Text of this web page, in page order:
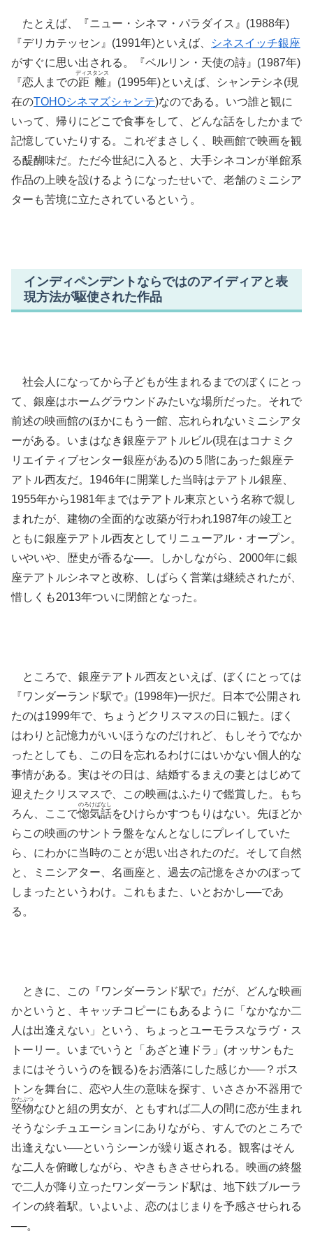
たとえば、『ニュー・シネマ・パラダイス』(1988年)
『デリカテッセン』(1991年)といえば、
シネスイッチ銀座
がすぐに思い出される。『ベルリン・天使の詩』(1987年)
『恋人までの距離
ディスタンス
』(1995年)といえば、シャンテシネ(現
在のTOHOシネマズシャンテ)なのである。いつ誰と観に
いって、帰りにどこで食事をして、どんな話をしたかまで
記憶していたりする。これぞまさしく、映画館で映画を観
る醍醐味だ。ただ今世紀に入ると、大手シネコンが単館系
作品の上映を設けるようになったせいで、老舗のミニシア
ターも苦境に立たされているという。
インディペンデントならではのアイディアと表
現方法が駆使された作品
社会人になってから子どもが生まれるまでのぼくにとっ
て、銀座はホームグラウンドみたいな場所だった。それで
前述の映画館のほかにもう一館、忘れられないミニシアタ
ーがある。いまはなき銀座テアトルビル(現在はコナミク
リエイティブセンター銀座がある)の５階にあった銀座テ
アトル西友だ。1946年に開業した当時はテアトル銀座、
1955年から1981年まではテアトル東京という名称で親し
まれたが、建物の全面的な改築が行われ1987年の竣工と
ともに銀座テアトル西友としてリニューアル・オープン。
いやいや、歴史が香るな──。しかしながら、2000年に銀
座テアトルシネマと改称、しばらく営業は継続されたが、
惜しくも2013年ついに閉館となった。
ところで、銀座テアトル西友といえば、ぼくにとっては
『ワンダーランド駅で』(1998年)一択だ。日本で公開され
たのは1999年で、ちょうどクリスマスの日に観た。ぼく
はわりと記憶力がいいほうなのだけれど、もしそうでなか
ったとしても、この日を忘れるわけにはいかない個人的な
事情がある。実はその日は、結婚するまえの妻とはじめて
迎えたクリスマスで、この映画はふたりで鑑賞した。もち
ろん、ここで惚気話
のろけばなし
をひけらかすつもりはない。先ほどか
らこの映画のサントラ盤をなんとなしにプレイしていた
ら、にわかに当時のことが思い出されたのだ。そして自然
と、ミニシアター、名画座と、過去の記憶をさかのぼって
しまったというわけ。これもまた、いとおかし──であ
る。
ときに、この『ワンダーランド駅で』だが、どんな映画
かというと、キャッチコピーにもあるように「なかなか二
人は出逢えない」という、ちょっとユーモラスなラヴ・ス
トーリー。いまでいうと「あざと連ドラ」(オッサンもた
まにはそういうのを観る)をお洒落にした感じか──？ボス
トンを舞台に、恋や人生の意味を探す、いささか不器用で
堅物
かたぶつ
なひと組の男女が、ともすれば二人の間に恋が生まれ
そうなシチュエーションにありながら、すんでのところで
出逢えない──というシーンが繰り返される。観客はそん
な二人を俯瞰しながら、やきもきさせられる。映画の終盤
で二人が降り立ったワンダーランド駅は、地下鉄ブルーラ
インの終着駅。いよいよ、恋のはじまりを予感させられる
──。